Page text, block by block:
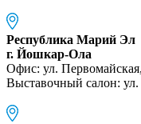
Республика Марий Эл
г. Йошкар-Ола
Офис: ул.
Выставочный салон: